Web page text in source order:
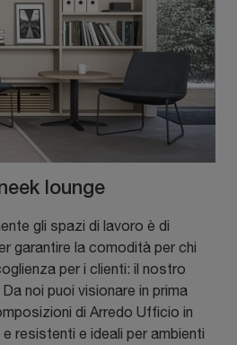
lounge
gli spazi di lavoro è di
garantire la comodità per chi
per i clienti: il nostro
noi puoi visionare in prima
di Arredo Ufficio in
resistenti e ideali per ambienti